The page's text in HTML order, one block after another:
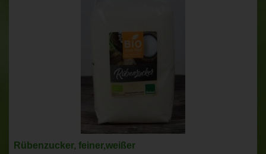
Rübenzucker, feiner,weißer